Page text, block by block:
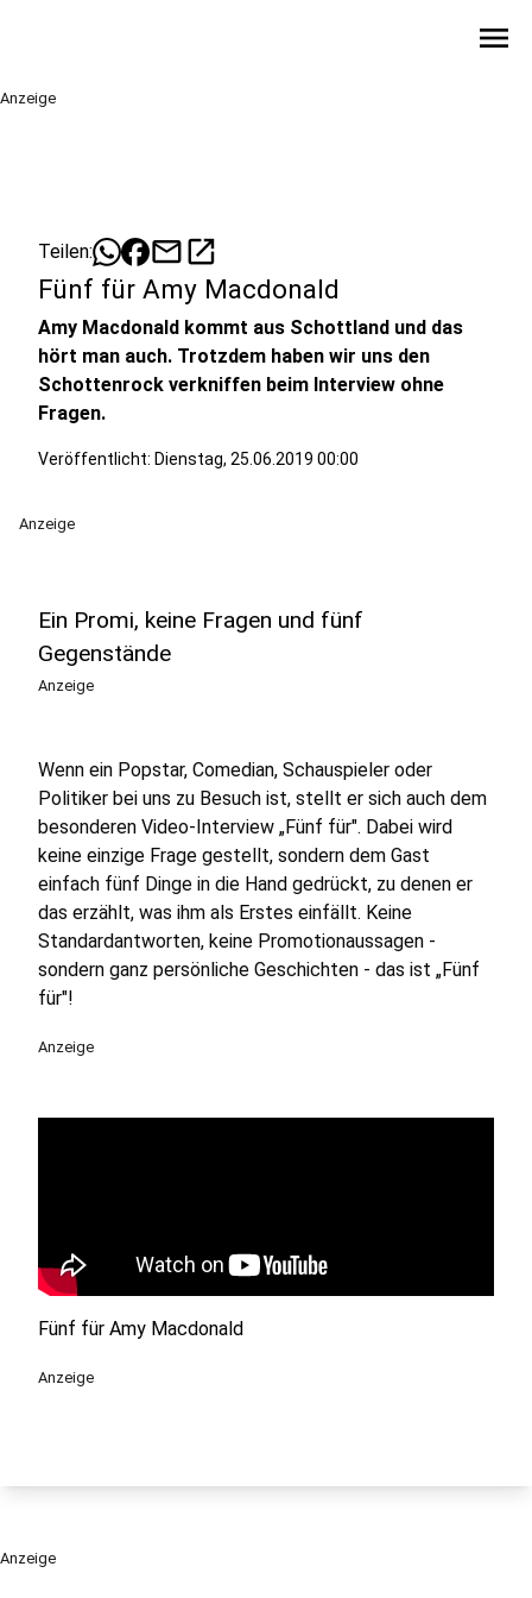
menu
Anzeige
Teilen: mailopen_in_new
Fünf für Amy Macdonald
Amy Macdonald kommt aus Schottland und das
hört man auch. Trotzdem haben wir uns den
Schottenrock verkniffen beim Interview ohne
Fragen.
Veröffentlicht: Dienstag, 25.06.2019 00:00
Anzeige
Ein Promi, keine Fragen und fünf
Gegenstände
Anzeige
Wenn ein Popstar, Comedian, Schauspieler oder
Politiker bei uns zu Besuch ist, stellt er sich auch dem
besonderen Video-Interview „Fünf für". Dabei wird
keine einzige Frage gestellt, sondern dem Gast
einfach fünf Dinge in die Hand gedrückt, zu denen er
das erzählt, was ihm als Erstes einfällt. Keine
Standardantworten, keine Promotionaussagen -
sondern ganz persönliche Geschichten - das ist „Fünf
für"!
Anzeige
Fünf für Amy Macdonald
Anzeige
Anzeige